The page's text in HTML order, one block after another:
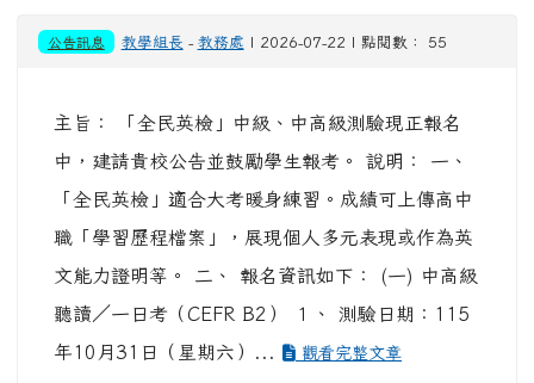
公告訊息 教學組長 - 教務處 | 2026-07-22 | 點閱數： 55
主旨： 「全民英檢」中級、中高級測驗現正報名
中，建請貴校公告並鼓勵學生報考。 說明： 一、
「全民英檢」適合大考暖身練習。成績可上傳高中
職「學習歷程檔案」，展現個人多元表現或作為英
文能力證明等。 二、 報名資訊如下： (一) 中高級
聽讀／一日考（CEFR B2） １、 測驗日期：115
年10月31日（星期六）...
觀看完整文章